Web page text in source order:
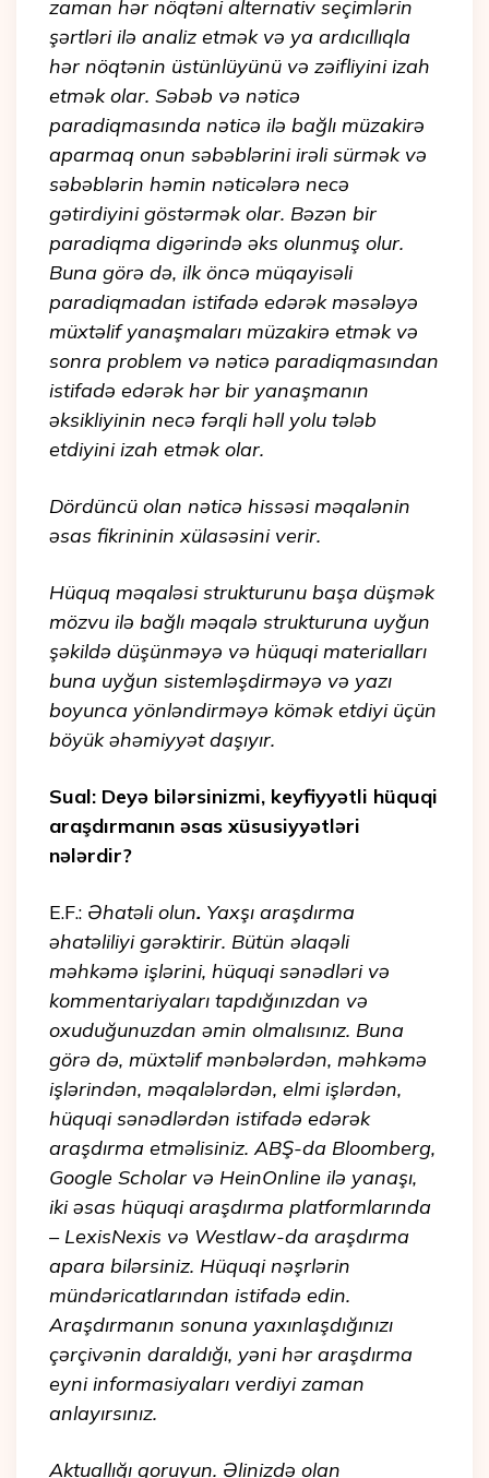
zaman hər nöqtəni alternativ seçimlərin
şərtləri ilə analiz etmək və ya ardıcıllıqla
hər nöqtənin üstünlüyünü və zəifliyini izah
etmək olar. Səbəb və nəticə
paradiqmasında nəticə ilə bağlı müzakirə
aparmaq onun səbəblərini irəli sürmək və
səbəblərin həmin nəticələrə necə
gətirdiyini göstərmək olar. Bəzən bir
paradiqma digərində əks olunmuş olur.
Buna görə də, ilk öncə müqayisəli
paradiqmadan istifadə edərək məsələyə
müxtəlif yanaşmaları müzakirə etmək və
sonra problem və nəticə paradiqmasından
istifadə edərək hər bir yanaşmanın
əksikliyinin necə fərqli həll yolu tələb
etdiyini izah etmək olar.
Dördüncü olan nəticə hissəsi məqalənin
əsas fikrininin xülasəsini verir.
Hüquq məqaləsi strukturunu başa düşmək
mözvu ilə bağlı məqalə strukturuna uyğun
şəkildə düşünməyə və hüquqi materialları
buna uyğun sistemləşdirməyə və yazı
boyunca yönləndirməyə kömək etdiyi üçün
böyük əhəmiyyət daşıyır.
Sual: Deyə bilərsinizmi, keyfiyyətli hüquqi
araşdırmanın əsas xüsusiyyətləri
nələrdir?
E.F.: Əhatəli olun. Yaxşı araşdırma
əhatəliliyi gərəktirir. Bütün əlaqəli
məhkəmə işlərini, hüquqi sənədləri və
kommentariyaları tapdığınızdan və
oxuduğunuzdan əmin olmalısınız. Buna
görə də, müxtəlif mənbələrdən, məhkəmə
işlərindən, məqalələrdən, elmi işlərdən,
hüquqi sənədlərdən istifadə edərək
araşdırma etməlisiniz. ABŞ-da Bloomberg,
Google Scholar və HeinOnline ilə yanaşı,
iki əsas hüquqi araşdırma platformlarında
– LexisNexis və Westlaw-da araşdırma
apara bilərsiniz. Hüquqi nəşrlərin
mündəricatlarından istifadə edin.
Araşdırmanın sonuna yaxınlaşdığınızı
çərçivənin daraldığı, yəni hər araşdırma
eyni informasiyaları verdiyi zaman
anlayırsınız.
Aktuallığı qoruyun. Əlinizdə olan